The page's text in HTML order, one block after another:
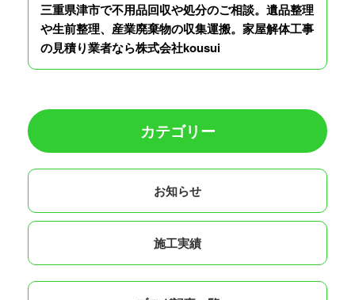
三重県津市で不用品回収や処分のご相談。遺品整理
や生前整理、産業廃棄物の収集運搬。家屋解体工事
の見積り業者なら株式会社kousui
カテゴリー
お知らせ
施工実績